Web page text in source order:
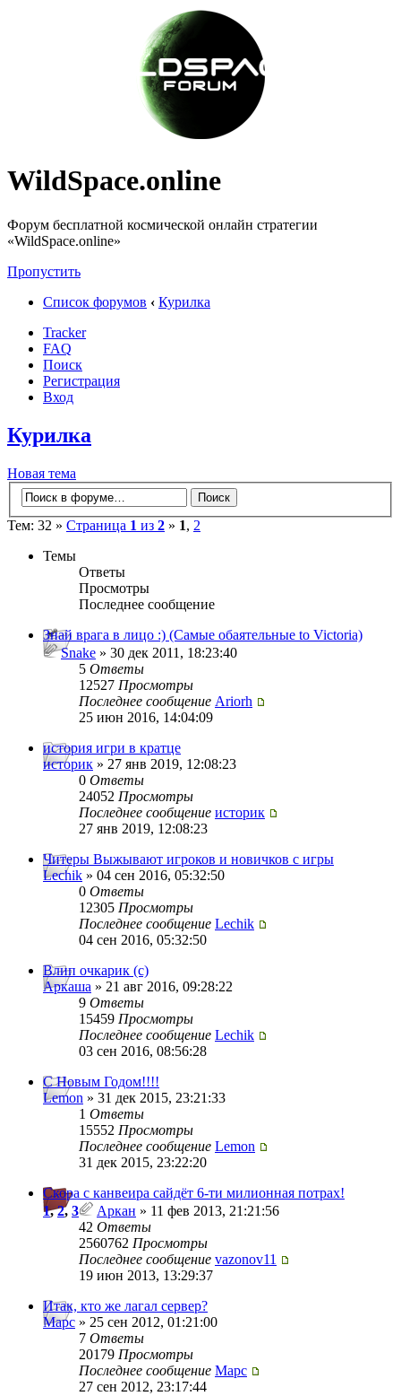
WildSpace.online
Форум бесплатной космической онлайн стратегии
«WildSpace.online»
Пропустить
Список форумов ‹ Курилка
Tracker
FAQ
Поиск
Регистрация
Вход
Курилка
Новая тема
Тем: 32 » Страница 1 из 2 » 1, 2
Темы
Ответы
Просмотры
Последнее сообщение
Знай врага в лицо :) (Самые обаятельные to Victoria)
Snake » 30 дек 2011, 18:23:40
5 Ответы
12527 Просмотры
Последнее сообщение Ariorh
25 июн 2016, 14:04:09
история игри в кратце
историк » 27 янв 2019, 12:08:23
0 Ответы
24052 Просмотры
Последнее сообщение историк
27 янв 2019, 12:08:23
Читеры Выжывают игроков и новичков с игры
Lechik » 04 сен 2016, 05:32:50
0 Ответы
12305 Просмотры
Последнее сообщение Lechik
04 сен 2016, 05:32:50
Влип очкарик (с)
Аркаша » 21 авг 2016, 09:28:22
9 Ответы
15459 Просмотры
Последнее сообщение Lechik
03 сен 2016, 08:56:28
С Новым Годом!!!!
Lemon » 31 дек 2015, 23:21:33
1 Ответы
15552 Просмотры
Последнее сообщение Lemon
31 дек 2015, 23:22:20
Скора с канвеира сайдёт 6-ти милионная потрах!
1,2, 3 Аркан » 11 фев 2013, 21:21:56
42 Ответы
2560762 Просмотры
Последнее сообщение vazonov11
19 июн 2013, 13:29:37
Итак, кто же лагал сервер?
Mapc » 25 сен 2012, 01:21:00
7 Ответы
20179 Просмотры
Последнее сообщение Mapc
27 сен 2012, 23:17:44